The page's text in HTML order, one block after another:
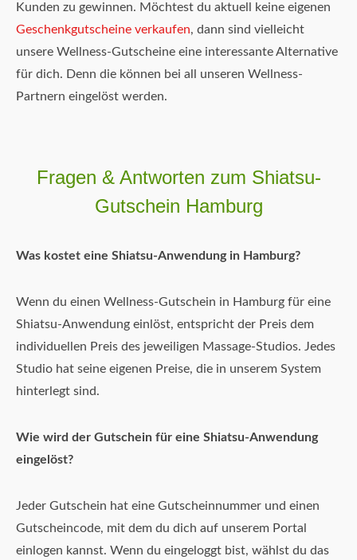
Kunden zu gewinnen. Möchtest du aktuell keine eigenen
Geschenkgutscheine verkaufen, dann sind vielleicht
unsere Wellness-Gutscheine eine interessante Alternative
für dich. Denn die können bei all unseren Wellness-
Partnern eingelöst werden.
Fragen & Antworten zum Shiatsu-
Gutschein Hamburg
Was kostet eine Shiatsu-Anwendung in Hamburg?
Wenn du einen Wellness-Gutschein in Hamburg für eine
Shiatsu-Anwendung einlöst, entspricht der Preis dem
individuellen Preis des jeweiligen Massage-Studios. Jedes
Studio hat seine eigenen Preise, die in unserem System
hinterlegt sind.
Wie wird der Gutschein für eine Shiatsu-Anwendung
eingelöst?
Jeder Gutschein hat eine Gutscheinnummer und einen
Gutscheincode, mit dem du dich auf unserem Portal
einlogen kannst. Wenn du eingeloggt bist, wählst du das